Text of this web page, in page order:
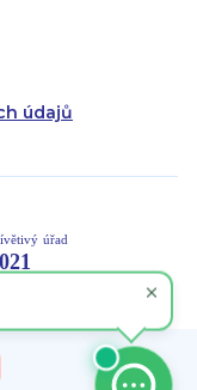
údajů